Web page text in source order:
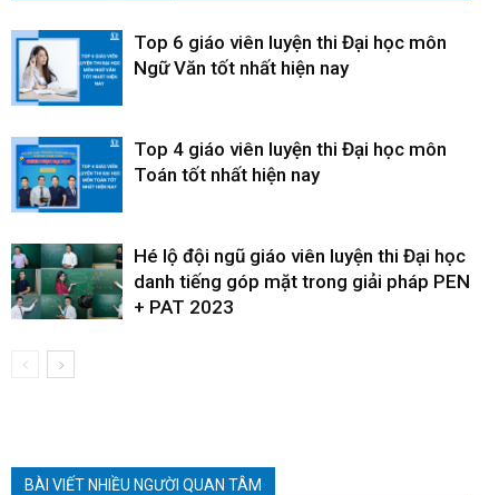
Top 6 giáo viên luyện thi Đại học môn
Ngữ Văn tốt nhất hiện nay
Top 4 giáo viên luyện thi Đại học môn
Toán tốt nhất hiện nay
Hé lộ đội ngũ giáo viên luyện thi Đại học
danh tiếng góp mặt trong giải pháp PEN
+ PAT 2023
BÀI VIẾT NHIỀU NGƯỜI QUAN TÂM